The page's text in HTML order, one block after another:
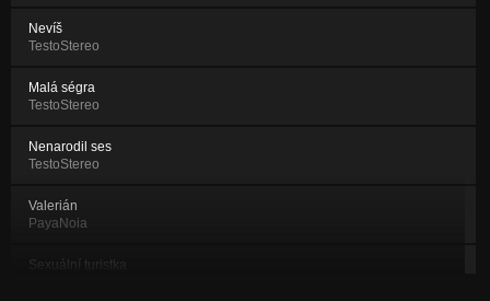
Nevíš
TestoStereo
Malá ségra
TestoStereo
Nenarodil ses
TestoStereo
Valerián
PayaNoia
Sexuální turistka